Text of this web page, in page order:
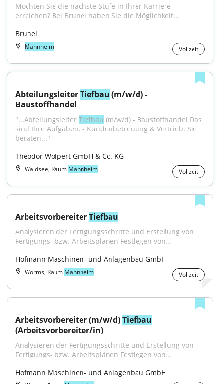
Möchten Sie die nächste Stufe in Ihrer Karriere
erreichen? Bei Brunel haben Sie die Möglichkeit...
Brunel
Mannheim Vollzeit
Abteilungsleiter Tiefbau (m/w/d) -
Baustoffhandel
"...Abteilungsleiter Tiefbau (m/w/d) - Baustoffhandel Das
sind Ihre Aufgaben: - Kundenbetreuung & Vertrieb: Sie
beraten..."
Theodor Wölpert GmbH & Co. KG
Waldsee, Raum Mannheim Vollzeit
Arbeitsvorbereiter Tiefbau
Analysieren der Fertigungsschritte und Erstellung von
Fertigungs- bzw. Arbeitsplänen Festlegen von...
Hofmann Maschinen- und Anlagenbau GmbH
Worms, Raum Mannheim Vollzeit
Arbeitsvorbereiter (m/w/d) Tiefbau
(Arbeitsvorbereiter/in)
Analysieren der Fertigungsschritte und Erstellung von
Fertigungs- bzw. Arbeitsplänen Festlegen von...
Hofmann Maschinen- und Anlagenbau GmbH